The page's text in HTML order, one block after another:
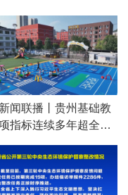
闻联播丨贵州基础教
指标连续多年超全国
眼成绩单